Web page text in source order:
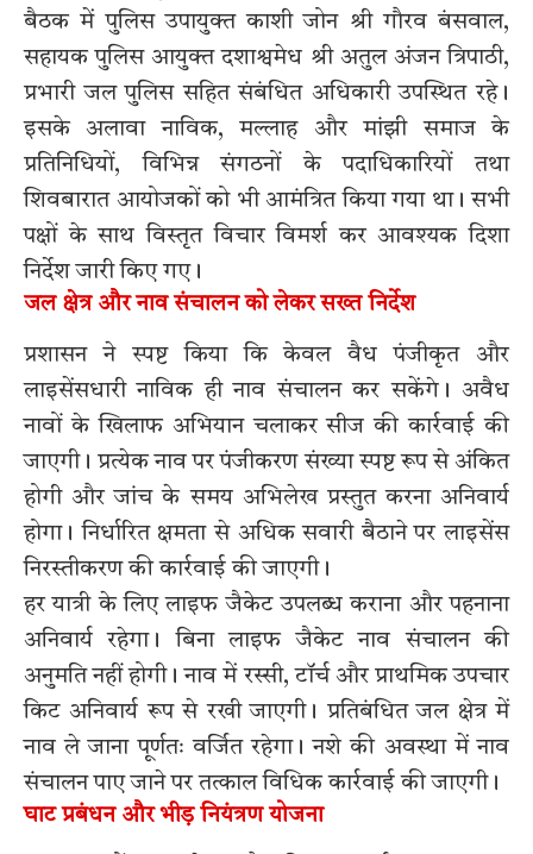
बैठक में पुलिस उपायुक्त काशी जोन श्री गौरव बंसवाल,
सहायक पुलिस आयुक्त दशाश्वमेध श्री अतुल अंजन त्रिपाठी,
प्रभारी जल पुलिस सहित संबंधित अधिकारी उपस्थित रहे।
इसके अलावा नाविक, मल्लाह और मांझी समाज के
प्रतिनिधियों, विभिन्न संगठनों के पदाधिकारियों तथा
शिवबारात आयोजकों को भी आमंत्रित किया गया था। सभी
पक्षों के साथ विस्तृत विचार विमर्श कर आवश्यक दिशा
निर्देश जारी किए गए।
जल क्षेत्र और नाव संचालन को लेकर सख्त निर्देश
प्रशासन ने स्पष्ट किया कि केवल वैध पंजीकृत और
लाइसेंसधारी नाविक ही नाव संचालन कर सकेंगे। अवैध
नावों के खिलाफ अभियान चलाकर सीज की कार्रवाई की
जाएगी। प्रत्येक नाव पर पंजीकरण संख्या स्पष्ट रूप से अंकित
होगी और जांच के समय अभिलेख प्रस्तुत करना अनिवार्य
होगा। निर्धारित क्षमता से अधिक सवारी बैठाने पर लाइसेंस
निरस्तीकरण की कार्रवाई की जाएगी।
हर यात्री के लिए लाइफ जैकेट उपलब्ध कराना और पहनाना
अनिवार्य रहेगा। बिना लाइफ जैकेट नाव संचालन की
अनुमति नहीं होगी। नाव में रस्सी, टॉर्च और प्राथमिक उपचार
किट अनिवार्य रूप से रखी जाएगी। प्रतिबंधित जल क्षेत्र में
नाव ले जाना पूर्णतः वर्जित रहेगा। नशे की अवस्था में नाव
संचालन पाए जाने पर तत्काल विधिक कार्रवाई की जाएगी।
घाट प्रबंधन और भीड़ नियंत्रण योजना